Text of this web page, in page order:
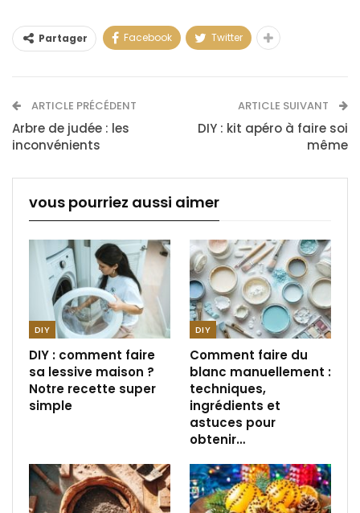
Partager Facebook Twitter
ARTICLE PRÉCÉDENT
Arbre de judée : les
inconvénients
ARTICLE SUIVANT
DIY : kit apéro à faire soi
même
vous pourriez aussi aimer
DIY
DIY : comment faire
sa lessive maison ?
Notre recette super
simple
DIY
Comment faire du
blanc manuellement :
techniques,
ingrédients et
astuces pour
obtenir…